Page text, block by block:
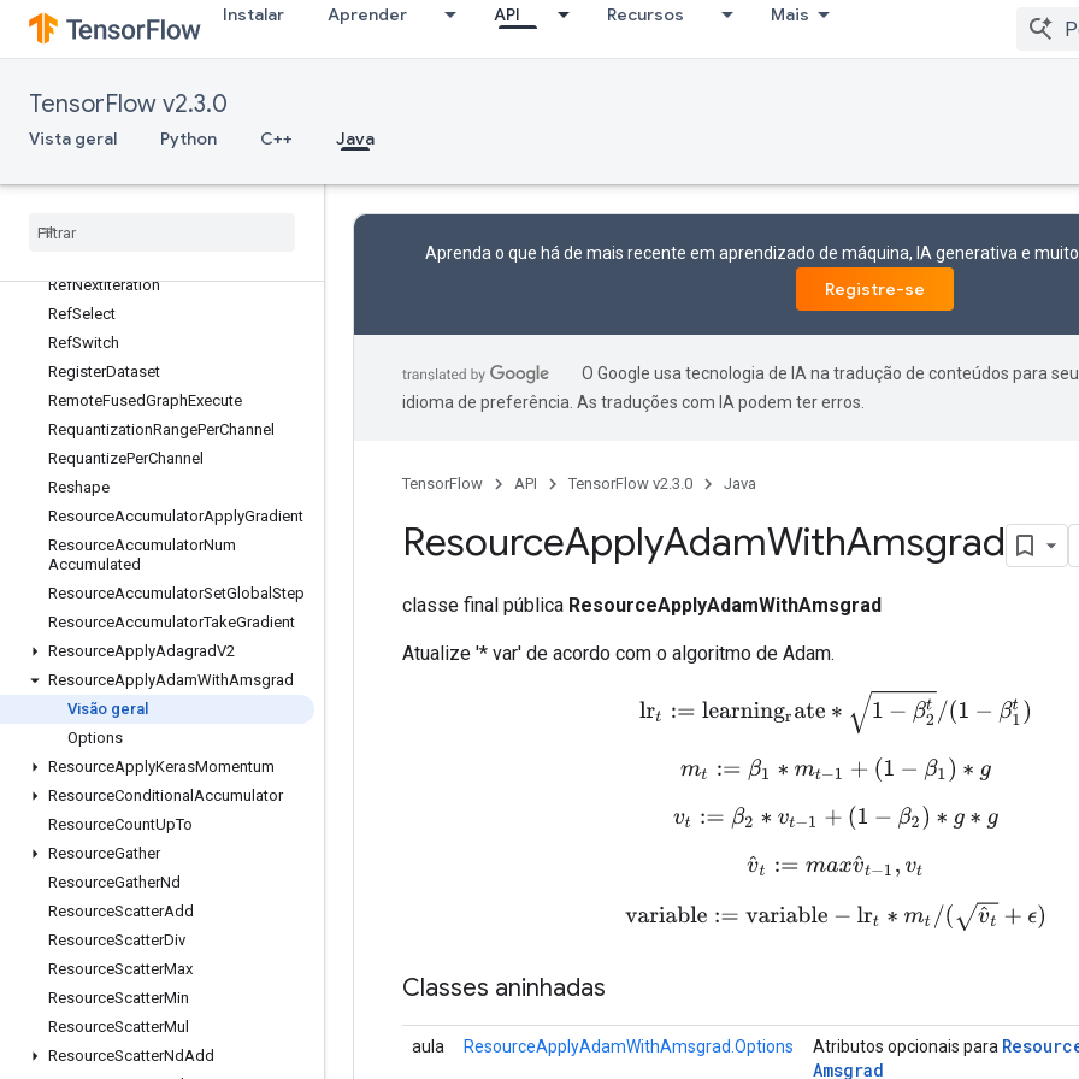
Instalar Aprender API Recursos Mais
TensorFlow v2.3.0
Vista geral Python C++ Java
ReduceAny
ReduceMax
ReduceProd
ReduceSum
RefIdentity
RefNextIteration
RefSelect
RefSwitch
RegisterDataset
RemoteFusedGraphExecute
RequantizationRangePerChannel
RequantizePerChannel
Reshape
ResourceAccumulatorApplyGradient
ResourceAccumulatorNum
Accumulated
ResourceAccumulatorSetGlobal Step
ResourceAccumulatorTakeGradient
ResourceApplyAdagradV2
ResourceApplyAdamWithAmsgrad
Visão geral
Options
ResourceApplyKerasMomentum
ResourceConditional Accumulator
ResourceCountUpTo
ResourceGather
ResourceGatherNd
ResourceScatterAdd
ResourceScatterDiv
ResourceScatterMax
ResourceScatterMin
ResourceScatterMul
ResourceScatterNdAdd
Aprenda o que há de mais recente em aprendizado de máquina, IA generativa e
Registre-se
O Google usa tecnologia de IA na tradução de conteúdos para seu
idioma de preferência. As traduções com IA podem ter erros.
TensorFlow API TensorFlow v2.3.0 Java
ResourceApplyAdamWithAmsgrad
classe final pública ResourceApplyAdamWithAmsgrad
Atualize '* var' de acordo com o algoritmo de Adam.
lr ar a −β2t/(1−β1t)
m t:=β 1 ∗mt−1 +(1 −β 1)∗g
v t:=β2 ∗vt− 1+( 1 −β2) ∗g ∗g
v^t:= maxv^t−1, vt
variable:=variable− lrt∗ m t/(v ^t+ϵ )
Classes aninhadas
aula ResourceApplyAdamWithAmsgrad.Options Atributos opcionais para
Amsgrad